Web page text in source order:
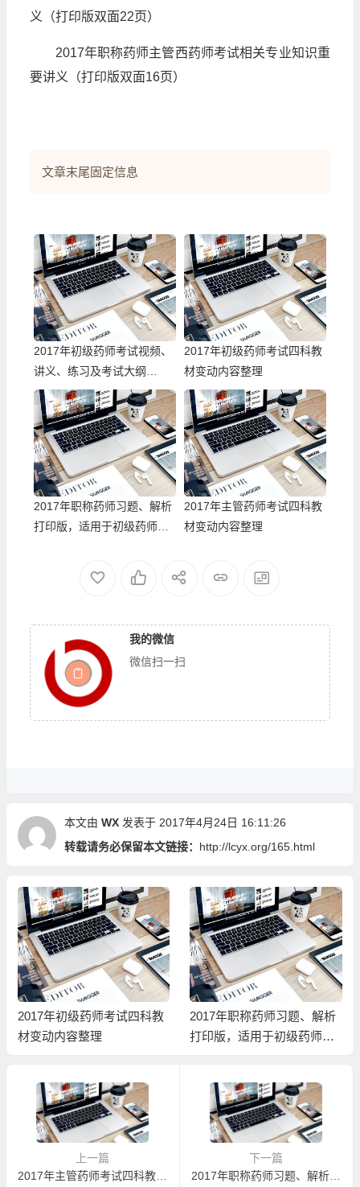
义（打印版双面22页）
2017年职称药师主管西药师考试相关专业知识重
要讲义（打印版双面16页）
文章末尾固定信息
2017年初级药师考试视频、
讲义、练习及考试大纲
（全）
2017年初级药师考试四科教
材变动内容整理
2017年职称药师习题、解析
打印版，适用于初级药师、
2017年主管药师考试四科教
材变动内容整理
我的微信
微信扫一扫
本文由 WX发表于 2017年4月24日 16:11:26
转载请务必保留本文链接： http://lcyx.org/165.html
2017年初级药师考试四科教
材变动内容整理
2017年职称药师习题、解析
打印版，适用于初级药师、
上一篇
2017年主管药师考试四科教材变动内容整理
下一篇
2017年职称药师习题、解析打印版，适用于初级药师、主管药师